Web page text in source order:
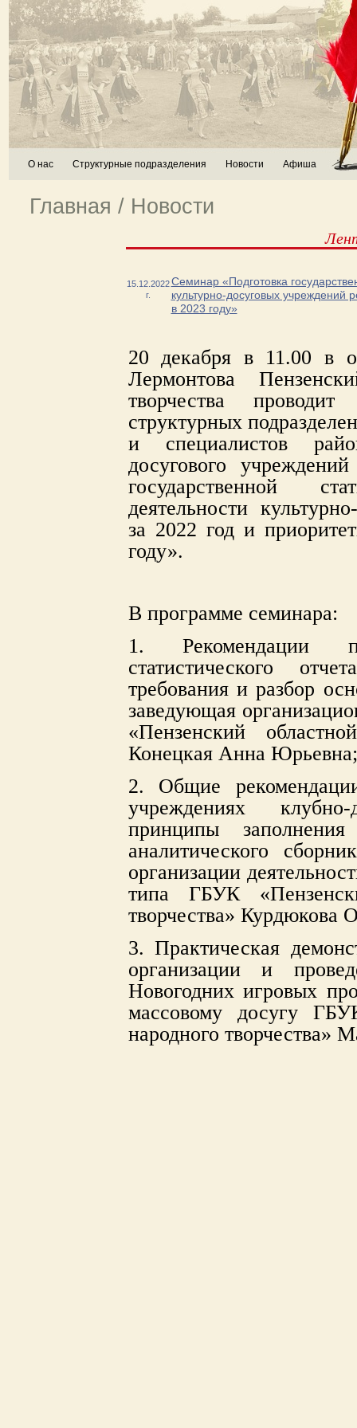
О нас Структурные подразделения Новости Афиша
Главная / Новости
15.12.2022
г.
Семинар «Подготовка
культурно-досуговых учреждений
в 2023 году»
20 декабря в 11.00 в
Лермонтова​
творчества
структурных
и специалистов​
досугового
государственной
деятельности
за 2022 год и
году».
В программе семинара:
1. Рекомендации
статистического
требования и разбор
заведующая
«Пензенский
Конецкая Анна Юрьевна;
2. Общие
учреждениях
принципы
аналитического
организации
типа ГБУК
творчества» Курдюкова
3. Практическая
организации и
Новогодних игровых
массовому досугу
народного творчества»